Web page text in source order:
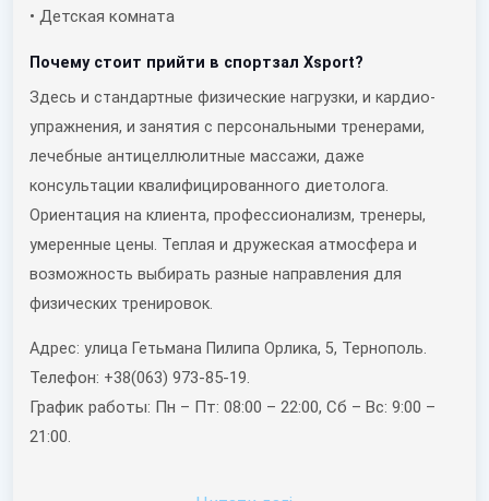
• Детская комната
Почему стоит прийти в спортзал Xsport?
Здесь и стандартные физические нагрузки, и кардио-
упражнения, и занятия с персональными тренерами,
лечебные антицеллюлитные массажи, даже
консультации квалифицированного диетолога.
Ориентация на клиента, профессионализм, тренеры,
умеренные цены. Теплая и дружеская атмосфера и
возможность выбирать разные направления для
физических тренировок.
Адрес: улица Гетьмана Пилипа Орлика, 5, Тернополь.
Телефон: +38(063) 973-85-19.
График работы: Пн – Пт: 08:00 – 22:00, Сб – Вс: 9:00 –
21:00.